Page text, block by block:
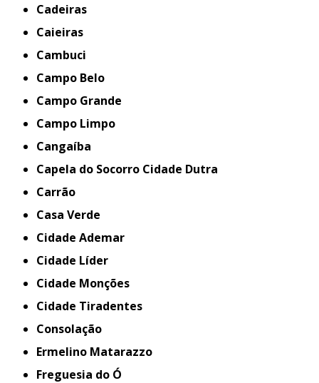
Cadeiras
Caieiras
Cambuci
Campo Belo
Campo Grande
Campo Limpo
Cangaíba
Capela do Socorro Cidade Dutra
Carrão
Casa Verde
Cidade Ademar
Cidade Líder
Cidade Monções
Cidade Tiradentes
Consolação
Ermelino Matarazzo
Freguesia do Ó